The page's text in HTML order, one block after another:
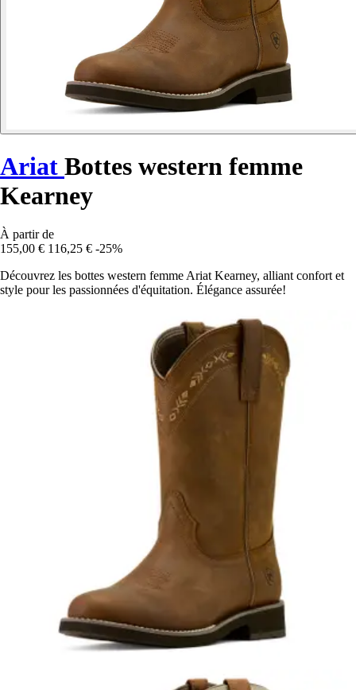
Ariat Bottes western femme
Kearney
À partir de
155,00 € 116,25 € -25%
Découvrez les bottes western femme Ariat Kearney, alliant confort et
style pour les passionnées d'équitation. Élégance assurée!